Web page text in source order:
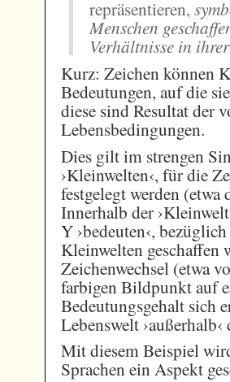
repräsentieren,
Menschen
Verhältnisse in
Kurz: Zeichen können
Bedeutungen, auf die
diese sind Resultat der
Lebensbedingungen.
Dies gilt im strengen
›Kleinwelten‹, für die
festgelegt werden
Innerhalb der
Y ›bedeuten‹,
Kleinwelten geschaffen
Zeichenwechsel (etwa
farbigen Bildpunkt auf
Bedeutungsgehalt sich
Lebenswelt
Mit diesem Beispiel
Sprachen ein Aspekt